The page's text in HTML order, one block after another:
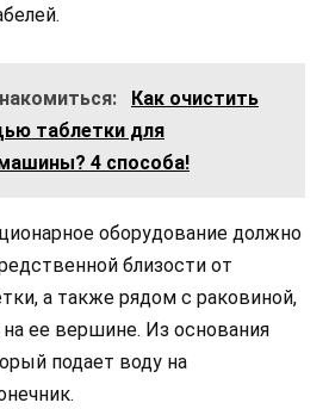
Как очистить
таблетки для
4 способа!
оборудование должно
близости от
а также рядом с раковиной,
ее вершине. Из основания
подает воду на